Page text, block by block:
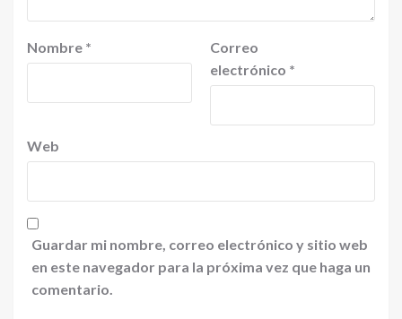
Nombre *
Correo
electrónico *
Web
Guardar mi nombre, correo electrónico y sitio web
en este navegador para la próxima vez que haga un
comentario.